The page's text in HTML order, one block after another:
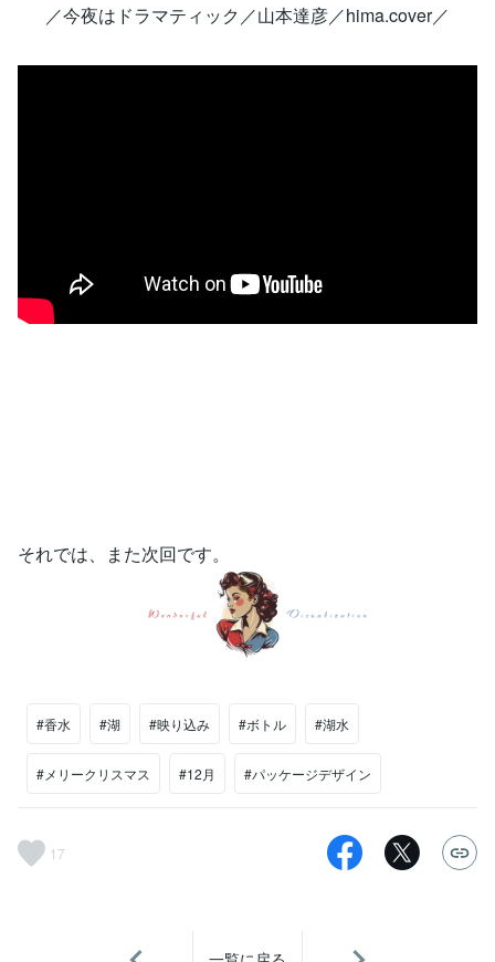
／今夜はドラマティック／山本達彦／hima.cover／
それでは、また次回です。
#香水 #湖 #映り込み #ボトル #湖水
#メリークリスマス #12月 #パッケージデザイン
17